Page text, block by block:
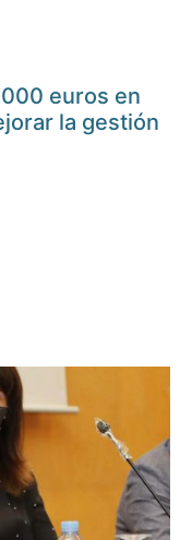
euros en
la gestión